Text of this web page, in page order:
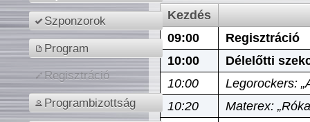
Szponzorok
Program
Regisztráció
Programbizottság
Kezdés
09:00
Regisztráció
10:00
Délelőtti
10:00
Legorockers:
10:20
Materex: